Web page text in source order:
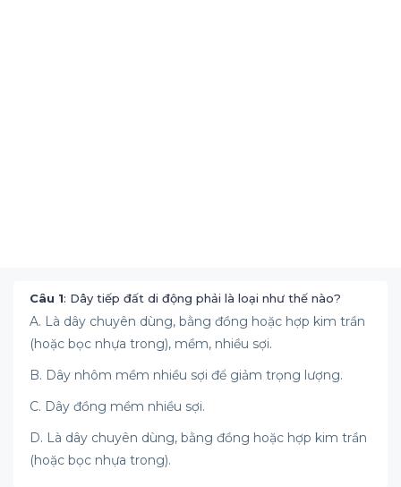
Câu 1: Dây tiếp đất di động phải là loại như thế nào?
A. Là dây chuyên dùng, bằng đồng hoặc hợp kim trần
(hoặc bọc nhựa trong), mềm, nhiều sợi.
B. Dây nhôm mềm nhiều sợi để giảm trọng lượng.
C. Dây đồng mềm nhiều sợi.
D. Là dây chuyên dùng, bằng đồng hoặc hợp kim trần
(hoặc bọc nhựa trong).